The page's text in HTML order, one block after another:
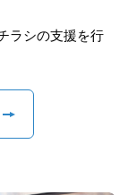
ラシの支援を行